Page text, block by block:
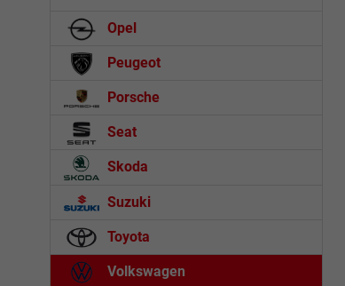
Opel
Peugeot
Porsche
Seat
Skoda
Suzuki
Toyota
Volkswagen